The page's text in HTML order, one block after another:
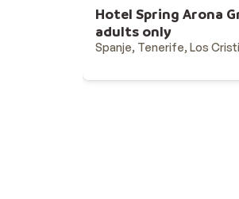
Hotel Spring Arona
adults only
Spanje, Tenerife, Los